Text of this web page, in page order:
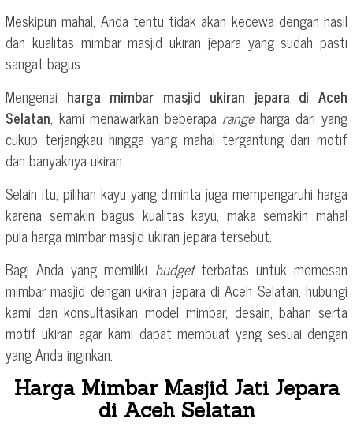
Meskipun mahal, Anda tentu tidak akan kecewa dengan hasil
dan kualitas mimbar masjid ukiran jepara yang sudah pasti
sangat bagus.
Mengenai harga mimbar masjid ukiran jepara di Aceh
Selatan, kami menawarkan beberapa range harga dari yang
cukup terjangkau hingga yang mahal tergantung dari motif
dan banyaknya ukiran.
Selain itu, pilihan kayu yang diminta juga mempengaruhi harga
karena semakin bagus kualitas kayu, maka semakin mahal
pula harga mimbar masjid ukiran jepara tersebut.
Bagi Anda yang memiliki budget terbatas untuk memesan
mimbar masjid dengan ukiran jepara di Aceh Selatan, hubungi
kami dan konsultasikan model mimbar, desain, bahan serta
motif ukiran agar kami dapat membuat yang sesuai dengan
yang Anda inginkan.
Harga Mimbar Masjid Jati Jepara
di Aceh Selatan